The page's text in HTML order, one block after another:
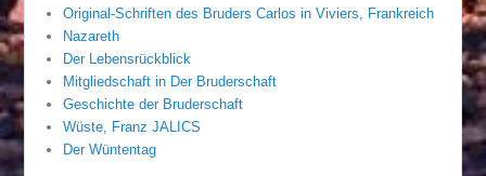
Original-Schriften des Bruders Carlos in Viviers, Frankreich
Nazareth
Der Lebensrückblick
Mitgliedschaft in Der Bruderschaft
Geschichte der Bruderschaft
Wüste, Franz JALICS
Der Wüntentag